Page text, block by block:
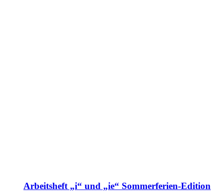
Arbeitsheft „i“ und „ie“ Sommerferien-Edition